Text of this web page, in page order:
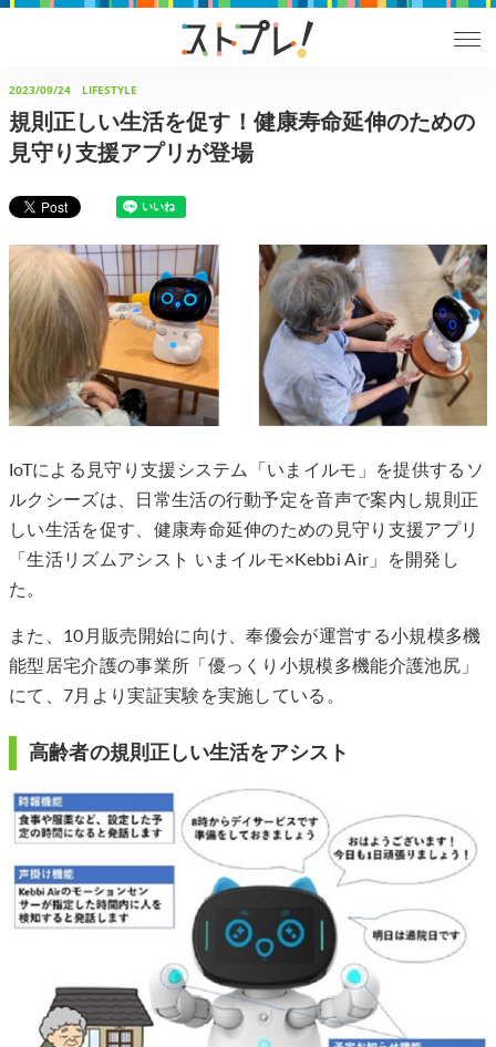
2023/09/24 LIFESTYLE
規則正しい生活を促す！健康寿命延伸のための
見守り支援アプリが登場
IoTによる見守り支援システム「いまイルモ」を提供するソ
ルクシーズは、日常生活の行動予定を音声で案内し規則正
しい生活を促す、健康寿命延伸のための見守り支援アプリ
「生活リズムアシスト いまイルモ×Kebbi Air」を開発し
た。
また、10月販売開始に向け、奉優会が運営する小規模多機
能型居宅介護の事業所「優っくり小規模多機能介護池尻」
にて、7月より実証実験を実施している。
高齢者の規則正しい生活をアシスト